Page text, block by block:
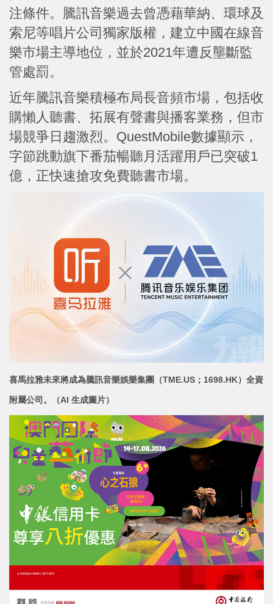
注條件。騰訊音樂過去曾憑藉華納、環球及
索尼等唱片公司獨家版權，建立中國在線音
樂市場主導地位，並於2021年遭反壟斷監
管處罰。
近年騰訊音樂積極布局長音頻市場，包括收
購懶人聽書、拓展有聲書與播客業務，但市
場競爭日趨激烈。QuestMobile數據顯示，
字節跳動旗下番茄暢聽月活躍用戶已突破1
億，正快速搶攻免費聽書市場。
喜馬拉雅未來將成為騰訊音樂娛樂集團（TME.US； 1698.HK）全資
附屬公司。（AI 生成圖片）